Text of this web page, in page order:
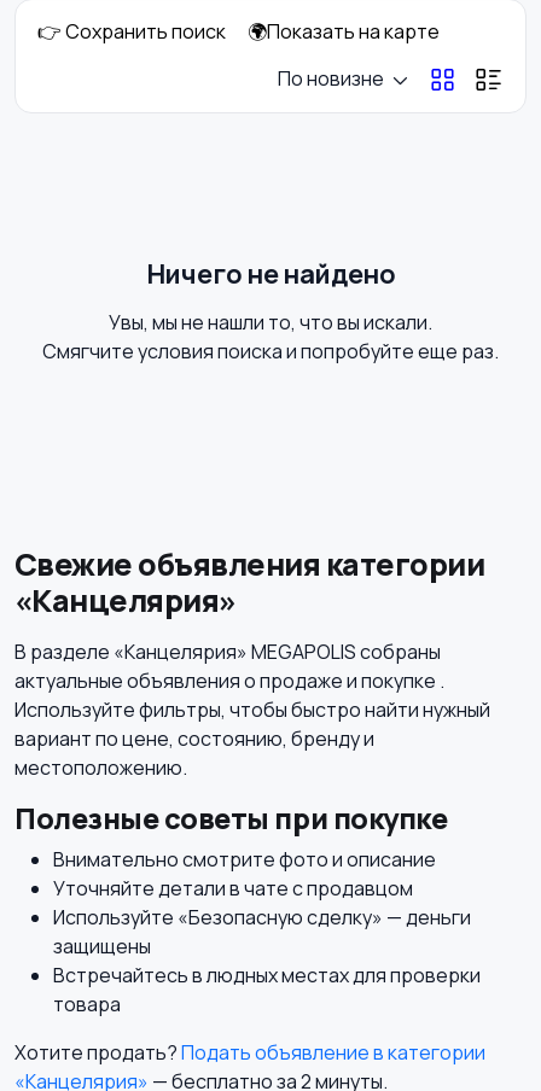
Оформление
Другое
👉 Сохранить поиск
🌍Показать на карте
По новизне
Ничего не найдено
Увы, мы не нашли то, что вы искали.
Смягчите условия поиска и попробуйте еще раз.
Свежие объявления категории
«Канцелярия»
В разделе «Канцелярия» MEGAPOLIS собраны
актуальные объявления о продаже и покупке .
Используйте фильтры, чтобы быстро найти нужный
вариант по цене, состоянию, бренду и
местоположению.
Полезные советы при покупке
Внимательно смотрите фото и описание
Уточняйте детали в чате с продавцом
Используйте «Безопасную сделку» — деньги
защищены
Встречайтесь в людных местах для проверки
товара
Хотите продать?Подать объявление в категории
«Канцелярия» — бесплатно за 2 минуты.